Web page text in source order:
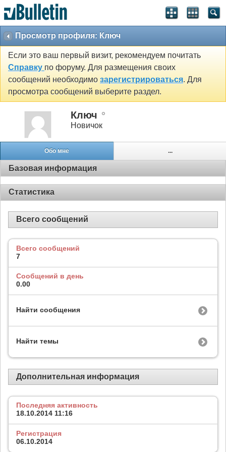
Просмотр профиля: Ключ
Если это ваш первый визит, рекомендуем почитать
Справку по форуму. Для размещения своих
сообщений необходимо зарегистрироваться. Для
просмотра сообщений выберите раздел.
Ключ
Новичок
Обо мне ...
Базовая информация
Статистика
Всего сообщений
Всего сообщений
7
Сообщений в день
0.00
Найти сообщения
Найти темы
Дополнительная информация
Последняя активность
18.10.2014 11:16
Регистрация
06.10.2014